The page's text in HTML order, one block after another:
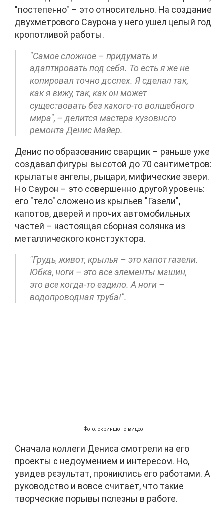
"постепенно" – это относительно. На создание
двухметрового Саурона у него ушел целый год
кропотливой работы.
"Самое сложное – придумать и
адаптировать под себя. То есть я же не
копировал точно доспех. Я сделал так,
как я вижу, так, как он может
существовать без какого-то волшебного
мира", – делится мастера кузовного
ремонта Денис Майер.
Денис по образованию сварщик – раньше уже
создавал фигуры высотой до 70 сантиметров:
крылатые ангелы, рыцари, мифические звери.
Но Саурон – это совершенно другой уровень:
его "тело" сложено из крыльев "Газели",
капотов, дверей и прочих автомобильных
частей – настоящая сборная солянка из
металлического конструктора.
"Грудь, живот, крылья – это капот газели.
Юбка, ноги – это все элементы машин,
это все когда-то ездило. А ноги –
водопроводная труба!".
Фото: скриншот с видео
Сначала коллеги Дениса смотрели на его
проекты с недоумением и интересом. Но,
увидев результат, прониклись его работами. А
руководство и вовсе считает, что такие
творческие порывы полезны в работе.